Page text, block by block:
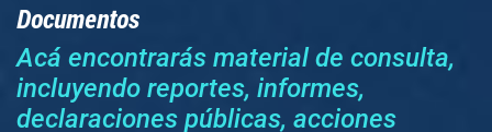
Documentos
Acá encontrarás material de consulta,
incluyendo reportes, informes,
declaraciones públicas, acciones